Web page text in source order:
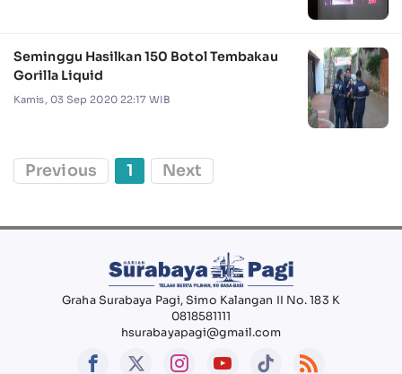
Seminggu Hasilkan 150 Botol Tembakau
Gorilla Liquid
Kamis, 03 Sep 2020 22:17 WIB
Previous 1 Next
Graha Surabaya Pagi, Simo Kalangan II No. 183 K
0818581111
hsurabayapagi@gmail.com